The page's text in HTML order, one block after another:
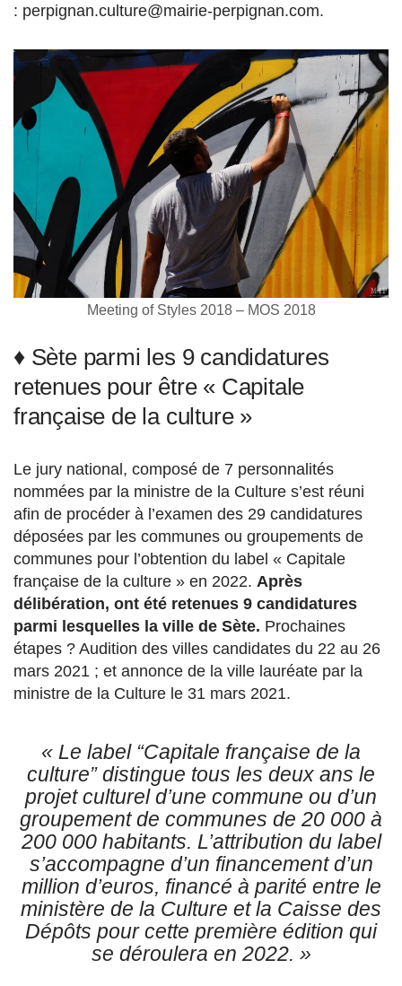
: perpignan.culture@mairie-perpignan.com.
Meeting of Styles 2018 – MOS 2018
♦ Sète parmi les 9 candidatures
retenues pour être « Capitale
française de la culture »
Le jury national, composé de 7 personnalités
nommées par la ministre de la Culture s’est réuni
afin de procéder à l’examen des 29 candidatures
déposées par les communes ou groupements de
communes pour l’obtention du label « Capitale
française de la culture » en 2022. Après
délibération, ont été retenues 9 candidatures
parmi lesquelles la ville de Sète. Prochaines
étapes ? Audition des villes candidates du 22 au 26
mars 2021 ; et annonce de la ville lauréate par la
ministre de la Culture le 31 mars 2021.
« Le label “Capitale française de la
culture” distingue tous les deux ans le
projet culturel d’une commune ou d’un
groupement de communes de 20 000 à
200 000 habitants. L’attribution du label
s’accompagne d’un financement d’un
million d’euros, financé à parité entre le
ministère de la Culture et la Caisse des
Dépôts pour cette première édition qui
se déroulera en 2022. »